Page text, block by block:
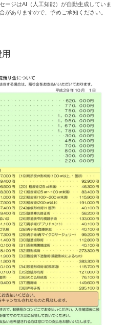
ージはAI（人工知能）が自動生成していま
がありますので、予めご承知ください。